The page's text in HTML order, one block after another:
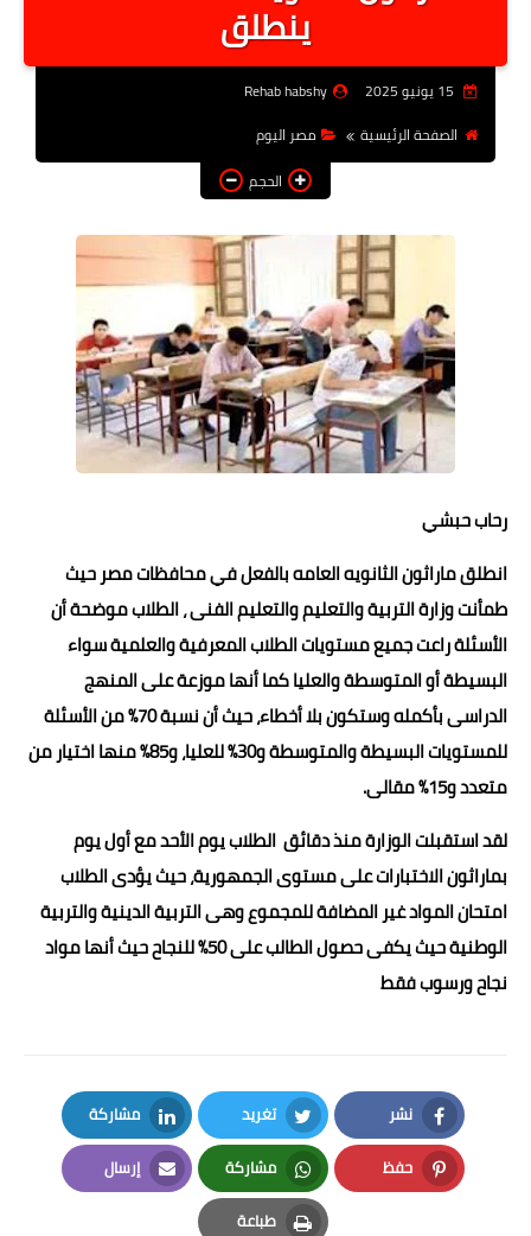
أخبار الرياصة
الطب البديل
خدمات
اخبار فنيه
التعليم
الصحه
الطقس
معلومه قانونيه
حوادث وقضايا
خدمات
الصحه والجمال
فن المطبخ
مقالات
ينطلق
Rehab habshy
الصفحة الرئيسية
مصر اليوم
الحجم
رحاب حبشي
انطلق ماراثون الثانويه العامه بالفعل في محافظات مصر حيث
طمأنت وزارة التربية والتعليم والتعليم الفنى ، الطلاب موضحة أن
الأسئلة راعت جميع مستويات الطلاب المعرفية والعلمية سواء
البسيطة أو المتوسطة والعليا كما أنها موزعة على المنهج
الدراسى بأكمله وستكون بلا أخطاء، حيث أن نسبة 70% من الأسئلة
للمستويات البسيطة والمتوسطة و30% للعليا، و85% منها اختيار من
متعدد و15% مقالى.
لقد استقبلت الوزارة منذ دقائق الطلاب يوم الأحد مع أول يوم
بماراثون الاختبارات على مستوى الجمهورية، حيث يؤدى الطلاب
امتحان المواد غير المضافة للمجموع وهى التربية الدينية والتربية
الوطنية حيث يكفى حصول الطالب على 50% للنجاح حيث أنها مواد
نجاح ورسوب فقط
نشر
Facebook
تغريد
Twitter
مشاركة
LinkedIn
حفظ
Pinterest
مشاركة
Whatsapp
إرسال
Email
طباعة